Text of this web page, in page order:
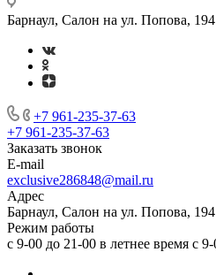
Барнаул, Салон на ул. Попова, 194
+7 961-235-37-63
+7 961-235-37-63
Заказать звонок
E-mail
exclusive286848@mail.ru
Адрес
Барнаул, Салон на ул. Попова, 194
Режим работы
с 9-00 до 21-00 в летнее время с